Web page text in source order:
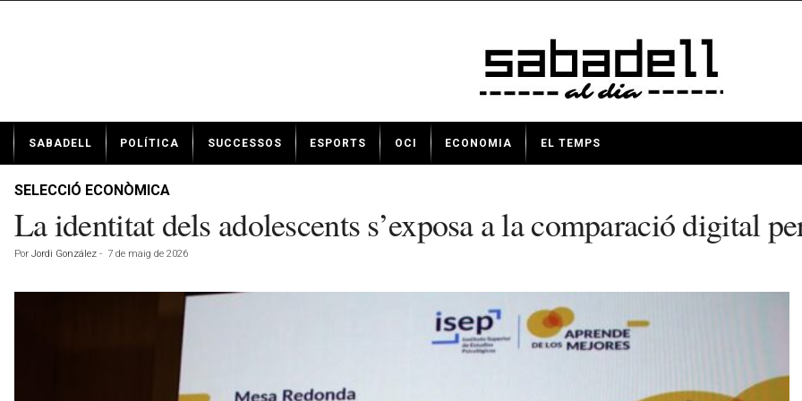
t
SABADELL POLÍTICA SUCCESSOS ESPORTS OCI ECONOMIA EL TEMPS
SELECCIÓ ECONÒMICA
La identitat dels adolescents s’exposa a la comparació digital
Por Jordi González - 7 de maig de 2026